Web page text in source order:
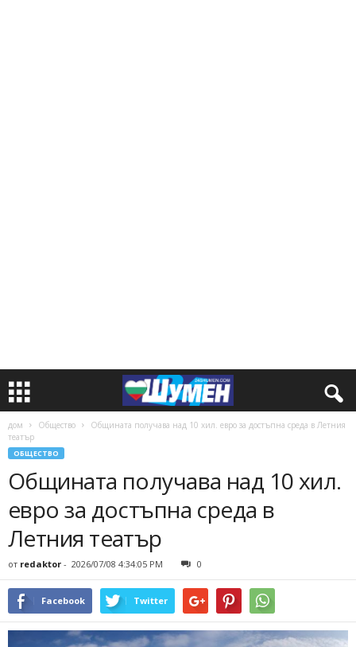
дом Общество
Общината получава над 10 хил. евро за достъпна среда в Летния
театър
ОБЩЕСТВО
Общината получава над 10 хил.
евро за достъпна среда в
Летния театър
от redaktor - 2026/07/08 4:34:05 PM 0
Facebook Twitter